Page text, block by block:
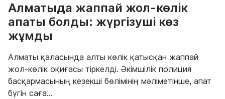
Алматыда жаппай жол-көлік
апаты болды: жүргізуші көз
жұмды
Алматы қаласында алты көлік қатысқан жаппай
жол-көлік оқиғасы тіркелді. Әкімшілік полиция
басқармасының кезекші бөлімінің мәліметінше, апат
бүгін саға...